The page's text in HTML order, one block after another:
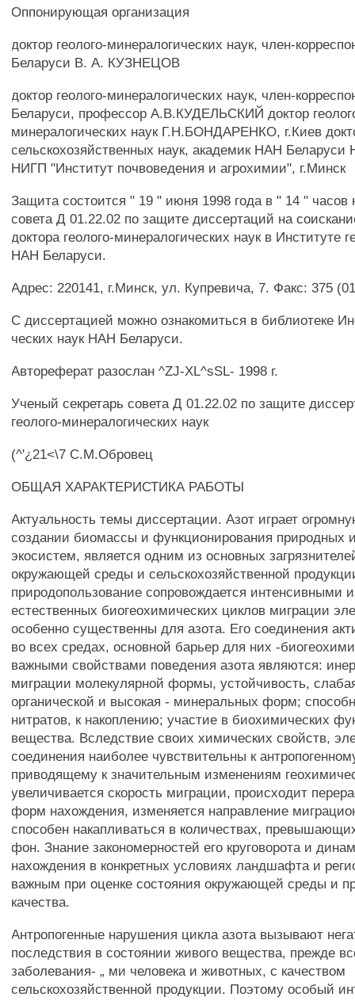
Оппонирующая организация
доктор геолого-минералогических наук, член-
Беларуси В. А. КУЗНЕЦОВ
доктор геолого-минералогических наук, член-
Беларуси, профессор А.В.КУДЕЛЬСКИЙ доктор
минералогических наук Г.Н.БОНДАРЕНКО, г.Киев
сельскохозяйственных наук, академик HAH
НИГП "Институт почвоведения и агрохимии", г.Минск
Защита состоится " 19 " июня 1998 года в " 14 " часов
совета Д 01.22.02 по защите диссертаций на
доктора геолого-минералогических наук в Институте
HAH Беларуси.
Адрес: 220141, г.Минск, ул. Купревича, 7. Факс: 375
С диссертацией можно ознакомиться в библиотеке
ческих наук HAH Беларуси.
Автореферат разослан ^ZJ-XL^sSL- 1998 г.
Ученый секретарь совета Д 01.22.02 по защите
геолого-минералогических наук
(^'¿21<\7 С.М.Обровец
ОБЩАЯ ХАРАКТЕРИСТИКА РАБОТЫ
Актуальность темы диссертации. Азот играет
создании биомассы и функционирования природных
экосистем, является одним из основных
окружающей среды и сельскохозяйственной
природопользование сопровождается интенсивными
естественных биогеохимических циклов миграции
особенно существенны для азота. Его соединения
во всех средах, основной барьер для них -
важными свойствами поведения азота являются:
миграции молекулярной формы, устойчивость,
органической и высокая - минеральных форм;
нитратов, к накоплению; участие в биохимических
вещества. Вследствие своих химических свойств,
соединения наиболее чувствительны к
приводящему к значительным изменениям
увеличивается скорость миграции, происходит
форм нахождения, изменяется направление
способен накапливаться в количествах,
фон. Знание закономерностей его круговорота и
нахождения в конкретных условиях ландшафта и
важным при оценке состояния окружающей среды и
качества.
Антропогенные нарушения цикла азота вызывают
последствия в состоянии живого вещества, прежде
заболевания- „ ми человека и животных, с качеством
сельскохозяйственной продукции. Поэтому особый